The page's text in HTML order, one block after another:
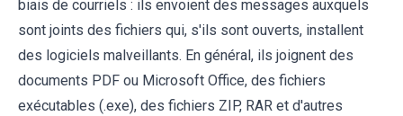
biais de courriels : ils envoient des messages auxquels
sont joints des fichiers qui, s'ils sont ouverts, installent
des logiciels malveillants. En général, ils joignent des
documents PDF ou Microsoft Office, des fichiers
exécutables (.exe), des fichiers ZIP, RAR et d'autres